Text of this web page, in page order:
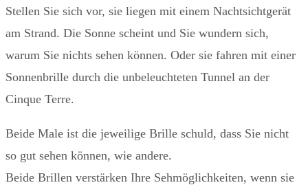
Stellen Sie sich vor, sie liegen mit einem Nachtsichtgerät
am Strand. Die Sonne scheint und Sie wundern sich,
warum Sie nichts sehen können. Oder sie fahren mit einer
Sonnenbrille durch die unbeleuchteten Tunnel an der
Cinque Terre.
Beide Male ist die jeweilige Brille schuld, dass Sie nicht
so gut sehen können, wie andere.
Beide Brillen verstärken Ihre Sehmöglichkeiten, wenn sie